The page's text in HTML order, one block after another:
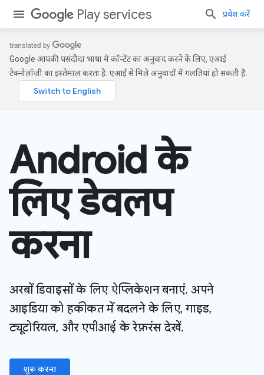
Play services प्रवेश करें
Google आपकी पसंदीदा भाषा में कॉन्टेंट का अनुवाद करने के लिए, एआई
टेक्नोलॉजी का इस्तेमाल करता है. एआई से मिले अनुवादों में गलतियां हो सकती हैं.
Android के
लिए डेवलप
करना
अरबों डिवाइसों के लिए ऐप्लिकेशन बनाएं. अपने
आइडिया को हकीकत में बदलने के लिए, गाइड,
ट्यूटोरियल, और एपीआई के रेफ़रंस देखें.
शुरू करना